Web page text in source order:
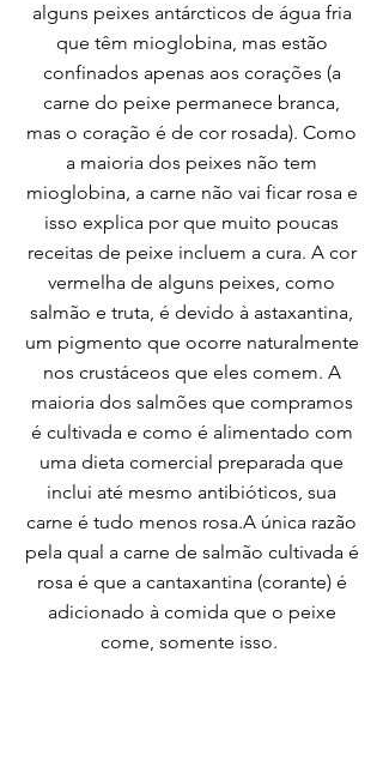
alguns peixes antárcticos de água fria
que têm mioglobina, mas estão
confinados apenas aos corações (a
carne do peixe permanece branca,
mas o coração é de cor rosada). Como
a maioria dos peixes não tem
mioglobina, a carne não vai ficar rosa e
isso explica por que muito poucas
receitas de peixe incluem a cura. A cor
vermelha de alguns peixes, como
salmão e truta, é devido à astaxantina,
um pigmento que ocorre naturalmente
nos crustáceos que eles comem. A
maioria dos salmões que compramos
é cultivada e como é alimentado com
uma dieta comercial preparada que
inclui até mesmo antibióticos, sua
carne é tudo menos rosa.A única razão
pela qual a carne de salmão cultivada é
rosa é que a cantaxantina (corante) é
adicionado à comida que o peixe
come, somente isso.